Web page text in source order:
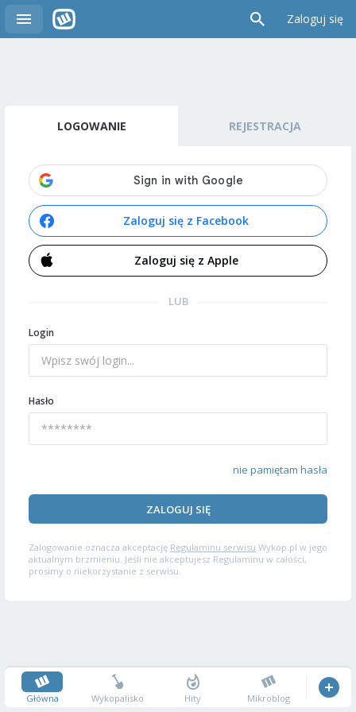
Zaloguj się
LOGOWANIE REJESTRACJA
Zaloguj się z Facebook
Zaloguj się z Apple
LUB
Login
Hasło
nie pamiętam hasła
ZALOGUJ SIĘ
Zalogowanie oznacza akceptację Regulaminu serwisu Wykop.pl w jego
aktualnym brzmieniu. Jeśli nie akceptujesz Regulaminu w całości,
prosimy o niekorzystanie z serwisu.
Główna Wykopalisko Hity Mikroblog